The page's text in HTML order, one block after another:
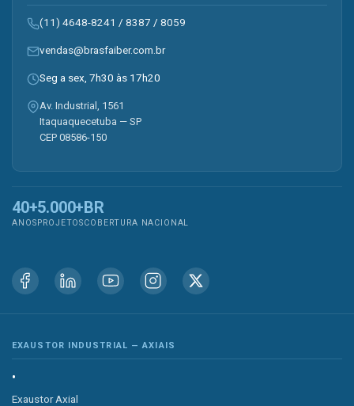
(11) 4648-8241 / 8387 / 8059
vendas@brasfaiber.com.br
Seg a sex, 7h30 às 17h20
Av. Industrial, 1561
Itaquaquecetuba — SP
CEP 08586-150
40+
ANOS
5.000+
PROJETOS
BR
COBERTURA NACIONAL
EXAUSTOR INDUSTRIAL — AXIAIS
Exaustor Axial